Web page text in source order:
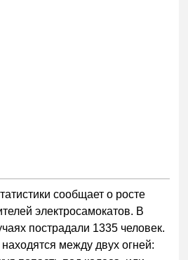
сообщает о росте
электросамокатов. В
пострадали 1335 человек.
между двух огней: